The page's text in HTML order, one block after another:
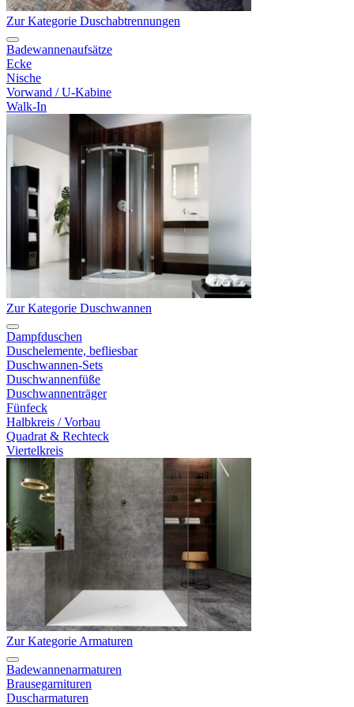
Zur Kategorie Duschabtrennungen
Badewannenaufsätze
Ecke
Nische
Vorwand / U-Kabine
Walk-In
Zur Kategorie Duschwannen
Dampfduschen
Duschelemente, befliesbar
Duschwannen-Sets
Duschwannenfüße
Duschwannenträger
Fünfeck
Halbkreis / Vorbau
Quadrat & Rechteck
Viertelkreis
Zur Kategorie Armaturen
Badewannenarmaturen
Brausegarnituren
Duscharmaturen